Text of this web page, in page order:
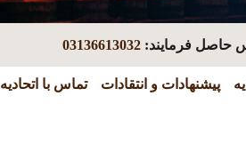
حاصل فرمایند: 03136613032
پیشنهادات و انتقادات تماس با اتحادیه